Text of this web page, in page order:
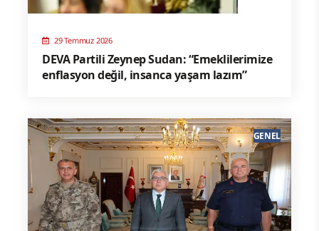
29 Temmuz 2026
DEVA Partili Zeynep Sudan: “Emeklilerimize
enflasyon değil, insanca yaşam lazım”
GENEL